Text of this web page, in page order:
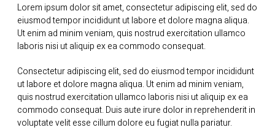
Lorem ipsum dolor sit amet, consectetur adipiscing elit, sed do
eiusmod tempor incididunt ut labore et dolore magna aliqua.
Ut enim ad minim veniam, quis nostrud exercitation ullamco
laboris nisi ut aliquip ex ea commodo consequat.
Consectetur adipiscing elit, sed do eiusmod tempor incididunt
ut labore et dolore magna aliqua. Ut enim ad minim veniam,
quis nostrud exercitation ullamco laboris nisi ut aliquip ex ea
commodo consequat. Duis aute irure dolor in reprehenderit in
voluptate velit esse cillum dolore eu fugiat nulla pariatur.